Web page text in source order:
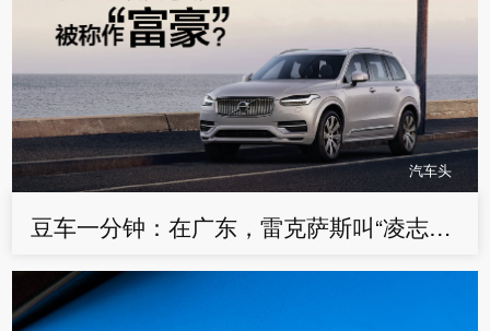
汽车头
豆车一分钟：在广东，雷克萨斯叫“凌志”，沃尔沃为何叫“富豪”